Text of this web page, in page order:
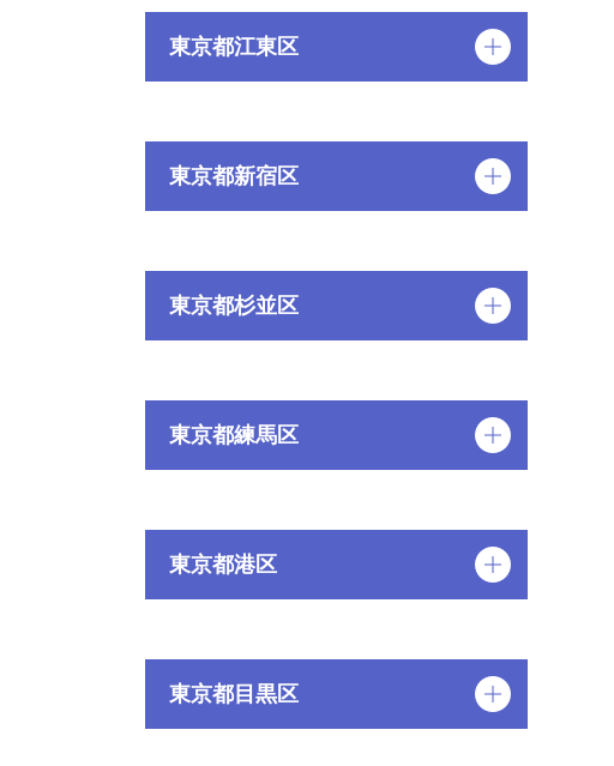
東京都江東区
東京都新宿区
東京都杉並区
東京都練馬区
東京都港区
東京都目黒区